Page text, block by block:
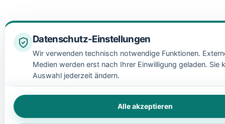
Datenschutz-Einstellungen
Wir verwenden technisch notwendige Funktionen.
Medien werden erst nach Ihrer Einwilligung geladen. Sie
Auswahl jederzeit ändern.
Alle akzeptieren